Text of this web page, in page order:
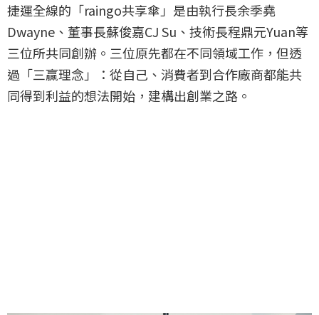
捷運全線的「raingo共享傘」是由執行長余季堯
Dwayne、董事長蘇俊嘉CJ Su、技術長程鼎元Yuan等
三位所共同創辦。三位原先都在不同領域工作，但透
過「三贏理念」：從自己、消費者到合作廠商都能共
同得到利益的想法開始，建構出創業之路。